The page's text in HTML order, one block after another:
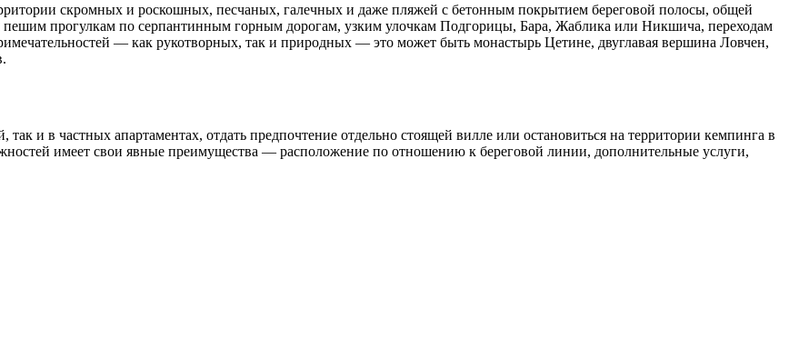
скромных и роскошных, песчаных, галечных и даже пляжей с бетонным покрытием береговой полосы, общей
пешим прогулкам по серпантинным горным дорогам, узким улочкам Подгорицы, Бара, Жаблика или Никшича, переходам
— как рукотворных, так и природных — это может быть монастырь Цетине, двуглавая вершина Ловчен,
и в частных апартаментах, отдать предпочтение отдельно стоящей вилле или остановиться на территории кемпинга в
имеет свои явные преимущества — расположение по отношению к береговой линии, дополнительные услуги,